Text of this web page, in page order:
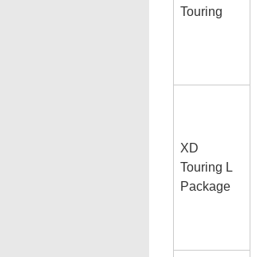
Touring
XD
Touring L
Package